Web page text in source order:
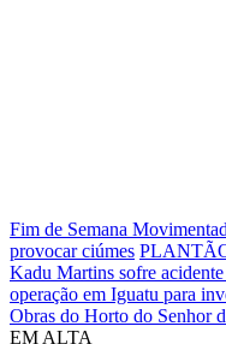
Fim de Semana
provocar ciúmes PLANTÃO
Kadu Martins sofre
operação em Iguatu para
Obras do Horto do Senhor
EM ALTA